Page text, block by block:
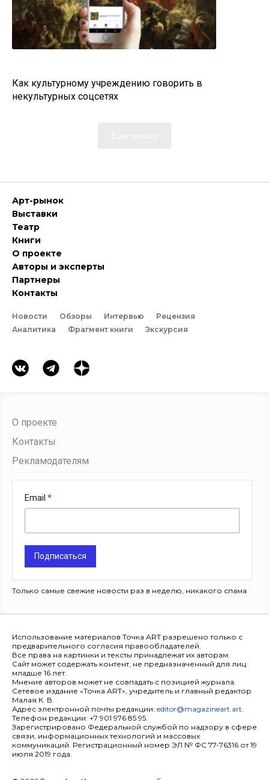
Как культурному учреждению говорить в
некультурных соцсетях
Арт-рынок
Выставки
Театр
Книги
О проекте
Авторы и эксперты
Партнеры
Контакты
Новости Обзоры Интервью
Рецензия
Аналитика
Фрагмент книги Экскурсия
О проекте
Контакты
Рекламодателям
Email
Подписаться
Только самые свежие новости раз в неделю, никакого спама
Использование материалов Точка ART разрешено только с
предварительного согласия правообладателей.
Все права на картинки и тексты принадлежат их авторам.
Сайт может содержать контент, не предназначенный для лиц
младше 16 лет.
Мнение авторов может не совпадать с позицией журнала.
Сетевое издание «Точка ART», учредитель и главный редактор
Малая К. В.
Адрес электронной почты редакции: editor@magazineart.art.
Телефон редакции: +7 901 976 85 95.
Зарегистрировано Федеральной службой по надзору в сфере
связи, информационных технологий и массовых
коммуникаций. Регистрационный номер ЭЛ № ФС 77-76316 от 19
июля 2019 года.